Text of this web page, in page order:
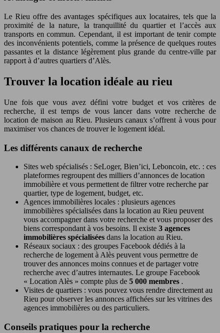
Le Rieu offre des avantages spécifiques aux locataires, tels que la
proximité de la nature, la tranquillité du quartier et l’accès aux
transports en commun. Cependant, il est important de tenir compte
des inconvénients potentiels, comme la présence de quelques routes
passantes et la distance légèrement plus grande du centre-ville par
rapport à d’autres quartiers d’Alès.
Trouver la location idéale au rieu
Une fois que vous avez défini votre budget et vos critères de
recherche, il est temps de vous lancer dans votre recherche de
location de maison au Rieu. Plusieurs canaux s’offrent à vous pour
maximiser vos chances de trouver le logement idéal.
Les différents canaux de recherche
Sites web spécialisés : SeLoger, Bien’ici, Leboncoin, etc. : ces
plateformes regroupent des milliers d’annonces de location
immobilière et vous permettent de filtrer votre recherche par
quartier, type de logement, budget, etc.
Agences immobilières locales : plusieurs agences
immobilières spécialisées dans la location au Rieu peuvent
vous accompagner dans votre recherche et vous proposer des
biens correspondant à vos besoins. Il existe 3 agences
immobilières spécialisées dans la location au Rieu.
Réseaux sociaux : des groupes Facebook dédiés à la
recherche de logement à Alès peuvent vous permettre de
trouver des annonces moins connues et de partager votre
recherche avec d’autres internautes. Le groupe Facebook
« Location Alès » compte plus de 5 000 membres .
Visites de quartiers : vous pouvez vous rendre directement au
Rieu pour observer les annonces affichées sur les vitrines des
agences immobilières ou des particuliers.
Conseils pratiques pour la recherche